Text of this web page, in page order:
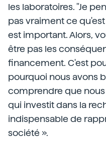
les laboratoires. "Je
pas vraiment ce
est important. Alors,
être pas les
financement. C'est
pourquoi nous avons
comprendre que
qui investit dans la
indispensable de
société ».